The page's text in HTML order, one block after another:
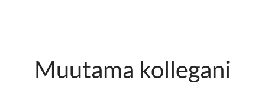
Muutama kollegani